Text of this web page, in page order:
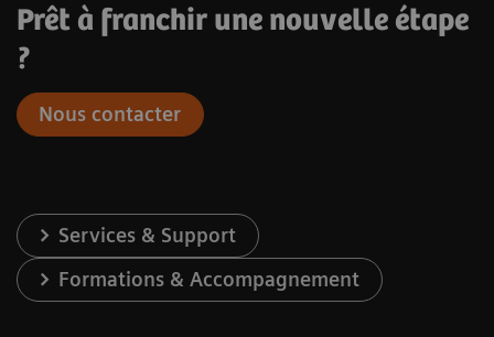
Prêt à franchir une nouvelle étape
?
Nous contacter
Services & Support
Formations & Accompagnement